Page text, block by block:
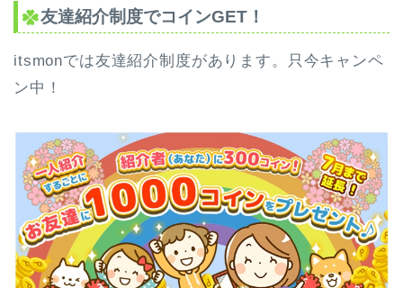
友達紹介制度でコインGET！
itsmonでは友達紹介制度があります。只今キャンペ
ン中！